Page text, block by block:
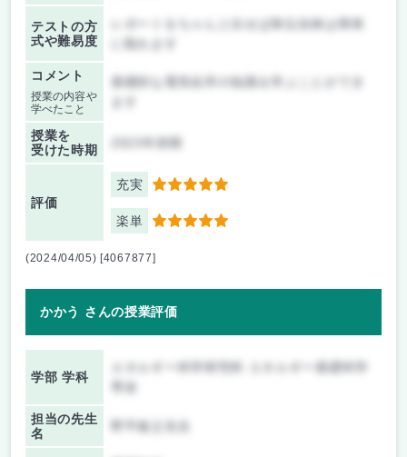
テストの方
式や難易度
レポートをちゃんと出せば単位自体は簡単
コメント
授業の内容や
学べたこと
基礎的な電気化学の知識を学ぶことができ
授業を
受けた時期
評価
充実 5
楽単 5
(2024/04/05) [4067877]
かかう さんの授業評価
学部 学科
担当の先生
名
野平俊之先生